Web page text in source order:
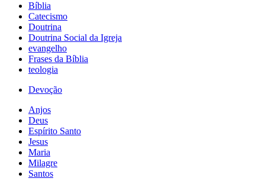
Bíblia
Catecismo
Doutrina
Doutrina Social da Igreja
evangelho
Frases da Bíblia
teologia
Devoção
Anjos
Deus
Espírito Santo
Jesus
Maria
Milagre
Santos